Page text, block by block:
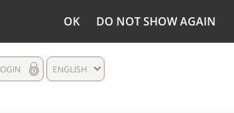
OK DO NOT SHOW AGAIN
ENGLISH